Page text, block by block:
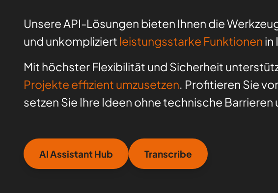
Unsere API-Lösungen bieten Ihnen die
und unkompliziert leistungsstarke Funktionen in
Mit höchster Flexibilität und Sicherheit
Projekte effizient umzusetzen. Profitieren Sie
setzen Sie Ihre Ideen ohne technische Barrieren
AI Assistant Hub Transcribe